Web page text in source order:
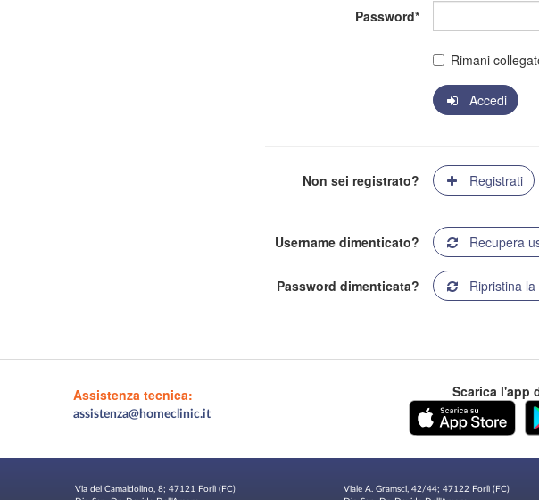
Password
Rimani
Accedi
Non sei registrato? Registrati
Username dimenticato? Recupera
Password dimenticata? Ripristina
Assistenza tecnica:
assistenza@homeclinic.it
Scarica l'app
Via del Camaldolino, 8; 47121 Forlì (FC)
Viale A. Gramsci, 42/44; 47122 Forlì (FC)